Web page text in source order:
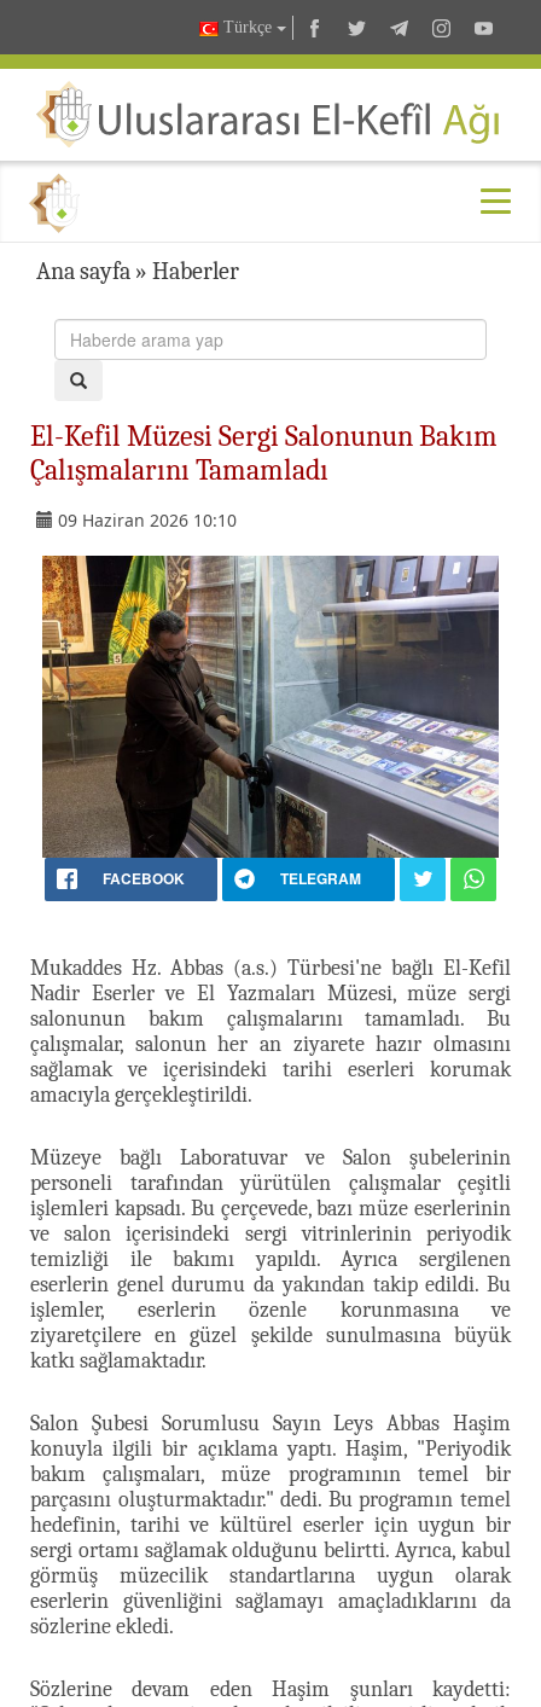
Türkçe
Ana sayfa » Haberler
El-Kefil Müzesi Sergi Salonunun Bakım
Çalışmalarını Tamamladı
09 Haziran 2026 10:10
FACEBOOK TELEGRAM
Mukaddes Hz. Abbas (a.s.) Türbesi'ne bağlı El-Kefil
Nadir Eserler ve El Yazmaları Müzesi, müze sergi
salonunun bakım çalışmalarını tamamladı. Bu
çalışmalar, salonun her an ziyarete hazır olmasını
sağlamak ve içerisindeki tarihi eserleri korumak
amacıyla gerçekleştirildi.
Müzeye bağlı Laboratuvar ve Salon şubelerinin
personeli tarafından yürütülen çalışmalar çeşitli
işlemleri kapsadı. Bu çerçevede, bazı müze eserlerinin
ve salon içerisindeki sergi vitrinlerinin periyodik
temizliği ile bakımı yapıldı. Ayrıca sergilenen
eserlerin genel durumu da yakından takip edildi. Bu
işlemler, eserlerin özenle korunmasına ve
ziyaretçilere en güzel şekilde sunulmasına büyük
katkı sağlamaktadır.
Salon Şubesi Sorumlusu Sayın Leys Abbas Haşim
konuyla ilgili bir açıklama yaptı. Haşim, "Periyodik
bakım çalışmaları, müze programının temel bir
parçasını oluşturmaktadır." dedi. Bu programın temel
hedefinin, tarihi ve kültürel eserler için uygun bir
sergi ortamı sağlamak olduğunu belirtti. Ayrıca, kabul
görmüş müzecilik standartlarına uygun olarak
eserlerin güvenliğini sağlamayı amaçladıklarını da
sözlerine ekledi.
Sözlerine devam eden Haşim şunları kaydetti: